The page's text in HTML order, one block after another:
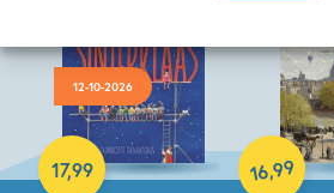
12-10-2026
17,99
Hardcover
16,99
Hardcover